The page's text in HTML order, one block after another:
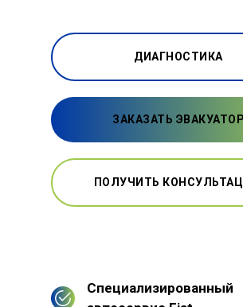
ДИАГНОСТИКА
ЗАКАЗАТЬ ЭВАКУАТОР
ПОЛУЧИТЬ
Специализированный